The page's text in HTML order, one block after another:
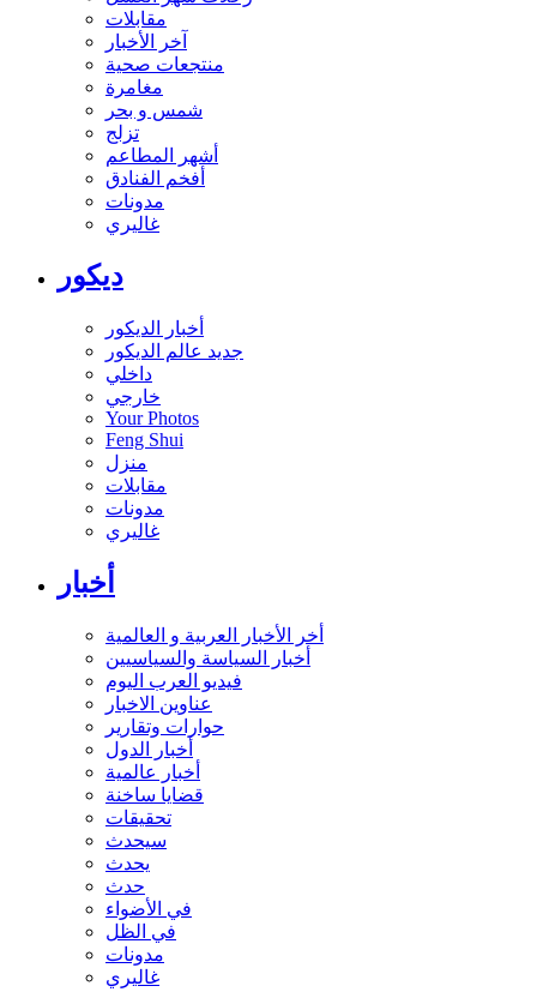
مقابلات
آخر الأخبار
منتجعات صحية
مغامرة
شمس و بحر
تزلج
أشهر المطاعم
أفخم الفنادق
مدونات
غاليري
ديكور
أخبار الديكور
جديد عالم الديكور
داخلي
خارجي
Your Photos
Feng Shui
منزل
مقابلات
مدونات
غاليري
أخبار
أخر الأخبار العربية و العالمية
أخبار السياسة والسياسيين
فيديو العرب اليوم
عناوين الاخبار
حوارات وتقارير
أخبار الدول
أخبار عالمية
قضايا ساخنة
تحقيقات
سيحدث
يحدث
حدث
في الأضواء
في الظل
مدونات
غاليري